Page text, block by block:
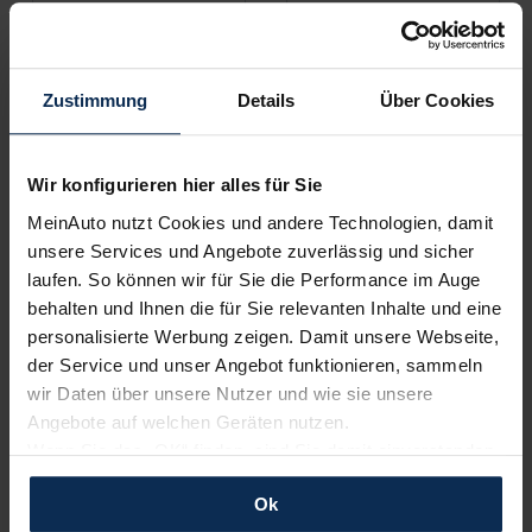
Zustimmung Details Über Cookies
Wir konfigurieren hier alles für Sie
MeinAuto nutzt Cookies und andere Technologien, damit
unsere Services und Angebote zuverlässig und sicher
laufen. So können wir für Sie die Performance im Auge
behalten und Ihnen die für Sie relevanten Inhalte und eine
personalisierte Werbung zeigen. Damit unsere Webseite,
der Service und unser Angebot funktionieren, sammeln
wir Daten über unsere Nutzer und wie sie unsere
Angebote auf welchen Geräten nutzen.
Wenn Sie das „OK“ finden, sind Sie damit einverstanden
und erlauben uns Cookies für unseren Service zu
verwenden und diese Daten an Dritte weiterzugeben,
Ok
Volvo